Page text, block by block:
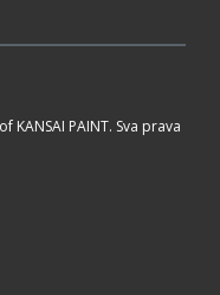
KANSAI PAINT. Sva prava